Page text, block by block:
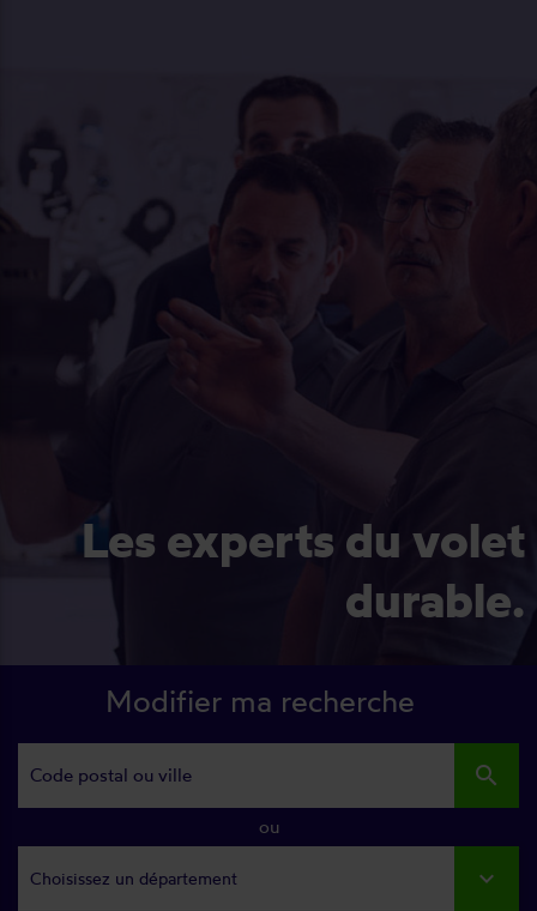
Les experts du volet
durable.
Modifier ma recherche
search
ou
Choisissez un département